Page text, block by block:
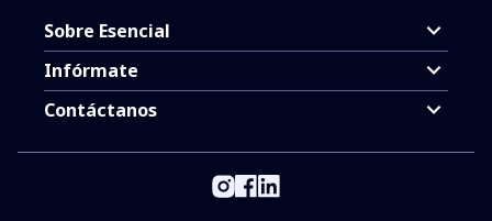
Sobre Esencial
Infórmate
Contáctanos